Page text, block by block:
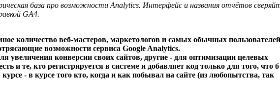
база про возможности Analytics. Интерфейс и названия отчётов
GA4.
количество веб-мастеров, маркетологов и самых обычных пользователей
возможности сервиса Google Analytics.
увеличения конверсии своих сайтов, другие - для оптимизации целевых
и те, кто регистрируется в системе и добавляет код только для того, что б
- в курсе того кто, когда и как побывал на сайте (из любопытства, так